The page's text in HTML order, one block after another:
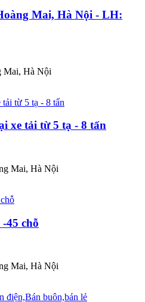
Mai, Hà Nội - LH:
Mai, Hà Nội
xe tải từ 5 tạ - 8 tấn
Mai, Hà Nội
45 chỗ
Mai, Hà Nội